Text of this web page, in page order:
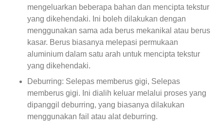
mengeluarkan beberapa bahan dan mencipta tekstur
yang dikehendaki. Ini boleh dilakukan dengan
menggunakan sama ada berus mekanikal atau berus
kasar. Berus biasanya melepasi permukaan
aluminium dalam satu arah untuk mencipta tekstur
yang dikehendaki.
Deburring: Selepas memberus gigi, Selepas
memberus gigi. Ini dialih keluar melalui proses yang
dipanggil deburring, yang biasanya dilakukan
menggunakan fail atau alat deburring.